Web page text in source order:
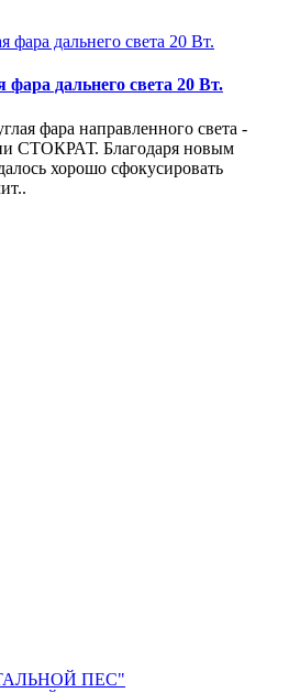
дальнего света 20 Вт.
фара направленного света -
СТОКРАТ. Благодаря новым
хорошо сфокусировать